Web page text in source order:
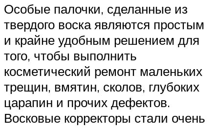
Особые палочки, сделанные из
твердого воска являются простым
и крайне удобным решением для
того, чтобы выполнить
косметический ремонт маленьких
трещин, вмятин, сколов, глубоких
царапин и прочих дефектов.
Восковые корректоры стали очень